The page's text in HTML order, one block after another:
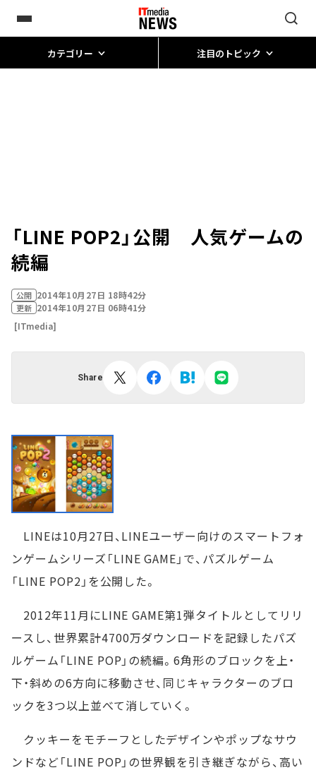
カテゴリー 注目のトピック
「LINE POP2」公開 人気ゲームの
続編
公開 2014年10月27日 18時42分
更新 2014年10月27日 06時41分
[ITmedia]
Share
LINEは10月27日、LINEユーザー向けのスマートフォ
ンゲームシリーズ「LINE GAME」で、パズルゲーム
「LINE POP2」を公開した。
2012年11月にLINE GAME第1弾タイトルとしてリリ
ースし、世界累計4700万ダウンロードを記録したパズ
ルゲーム「LINE POP」の続編。6角形のブロックを上・
下・斜めの6方向に移動させ、同じキャラクターのブロ
ックを3つ以上並べて消していく。
クッキーをモチーフとしたデザインやポップなサウ
ンドなど「LINE POP」の世界観を引き継ぎながら、高い